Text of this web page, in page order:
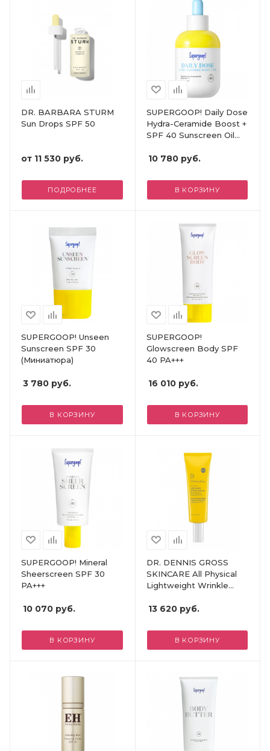
DR. BARBARA STURM
Sun Drops SPF 50
от 11 530 руб.
ПОДРОБНЕЕ
SUPERGOOP! Daily Dose
Hydra-Ceramide Boost +
SPF 40 Sunscreen Oil
10 780руб.
В КОРЗИНУ
SUPERGOOP! Unseen
Sunscreen SPF 30
(Миниатюра)
3 780 руб.
В КОРЗИНУ
SUPERGOOP!
Glowscreen Body SPF
40 PA+++
16 010руб.
В КОРЗИНУ
SUPERGOOP! Mineral
Sheerscreen SPF 30
PA+++
10 070 руб.
В КОРЗИНУ
DR. DENNIS GROSS
SKINCARE All Physical
Lightweight Wrinkle
13 620руб.
В КОРЗИНУ